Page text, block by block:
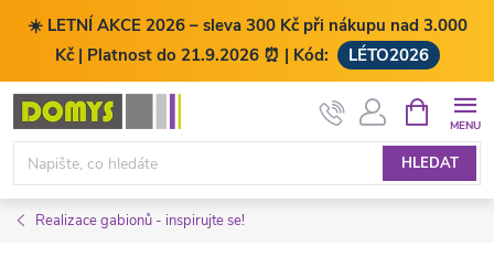
☀️ LETNÍ AKCE 2026 – sleva 300 Kč při nákupu nad 3.000
Kč | Platnost do 21.9.2026 ⏰ | Kód:
LÉTO2026
Přejít
obsah
HLEDAT
NÁKUPNÍ
KOŠÍK
Realizace gabionů - inspirujte se!